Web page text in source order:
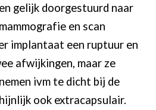
gelijk doorgestuurd naar
en scan
implantaat een ruptuur en
afwijkingen, maar ze
ivm te dicht bij de
ook extracapsulair.